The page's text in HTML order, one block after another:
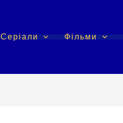
Серіали Фільми